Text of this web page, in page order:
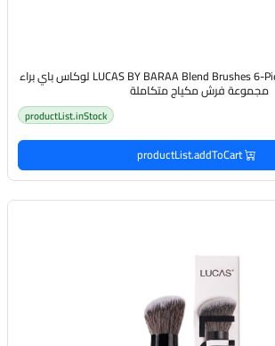
LUCAS BY BARAA Blend Brushes 6-Piece Makeup Brush Set لوكاس باي براء
مجموعة فرش مكياج متكاملة
productList.inStock
productList.addToCart